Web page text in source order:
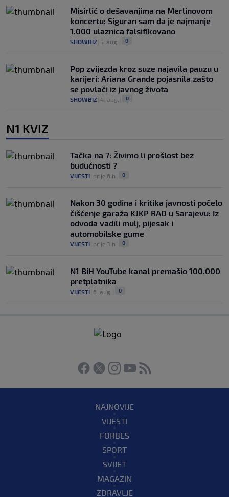
Misirlić o dešavanjima na Merlinovom
koncertu: Siguran sam da je najmanje
1.000 ulaznica falsifikovano
SHOWBIZ 5. aug. 0
Pop zvijezda kroz suze najavila pauzu u
karijeri: Ariana Grande pojasnila zašto
se povlači iz javnog života
SHOWBIZ 4. aug. 0
N1 KVIZ
Tačka na 7: Živimo li prošlost bez
budućnosti ?
VIJESTI prije 6 h 0
Nakon 30 godina i kritika javnosti počelo
čišćenje garaža KJKP RAD u Sarajevu: Iz
odvoda vadili mulj, pijesak i
automobilske gume
VIJESTI prije 3 h 0
N1 BiH YouTube kanal premašio 100.000
pretplatnika
VIJESTI 6. aug. 0
NAJNOVIJE
VIJESTI
FORBES
SPORT
SVIJET
MAGAZIN
ZDRAVLJE